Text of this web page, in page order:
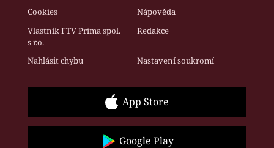
Cookies
Nápověda
Vlastník FTV Prima spol.
s r.o.
Redakce
Nahlásit chybu Nastavení soukromí
App Store
Google Play